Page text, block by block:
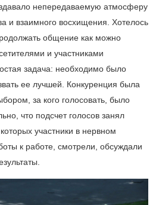
непередаваемую атмосферу
и взаимного восхищения. Хотелось
общение как можно
и участниками
задача: необходимо было
ее лучшей. Конкуренция была
за кого голосовать, было
что подсчет голосов занял
участники в нервном
к работе, смотрели, обсуждали